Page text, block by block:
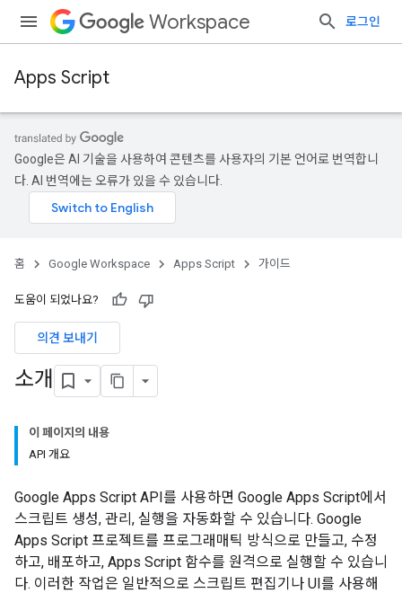
Workspace 로그인
Apps Script
Google은 AI 기술을 사용하여 콘텐츠를 사용자의 기본 언어로 번역합니
다. AI 번역에는 오류가 있을 수 있습니다.
홈 Google Workspace Apps Script 가이드
도움이 되었나요?
의견 보내기
소개
이 페이지의 내용
API 개요
Google Apps Script API를 사용하면 Google Apps Script에서
스크립트 생성, 관리, 실행을 자동화할 수 있습니다. Google
Apps Script 프로젝트를 프로그래매틱 방식으로 만들고, 수정
하고, 배포하고, Apps Script 함수를 원격으로 실행할 수 있습니
다. 이러한 작업은 일반적으로 스크립트 편집기나 UI를 사용해